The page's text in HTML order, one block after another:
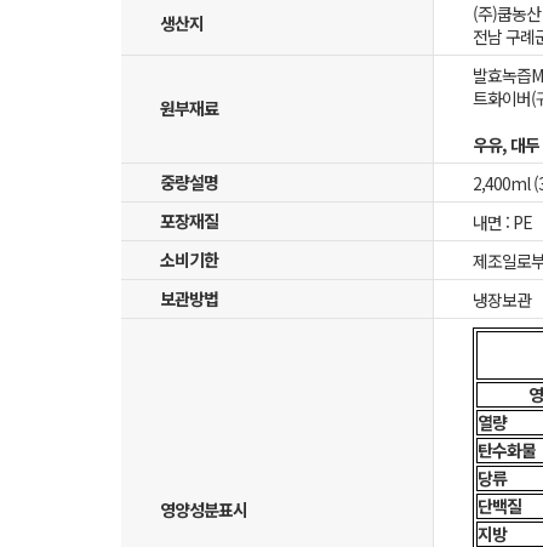
생산지
(주)쿱농
전남 구례
원부재료
발효녹즙
트화이버(
우유, 대
중량설명
2,400ml
포장재질
내면 : PE
소비기한
제조일로
보관방법
냉장보관
영양성분표시
열량
탄수화물
당류
단백질
지방